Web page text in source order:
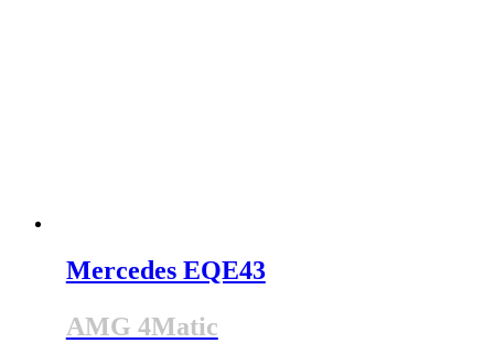
Mercedes EQE43
AMG 4Matic